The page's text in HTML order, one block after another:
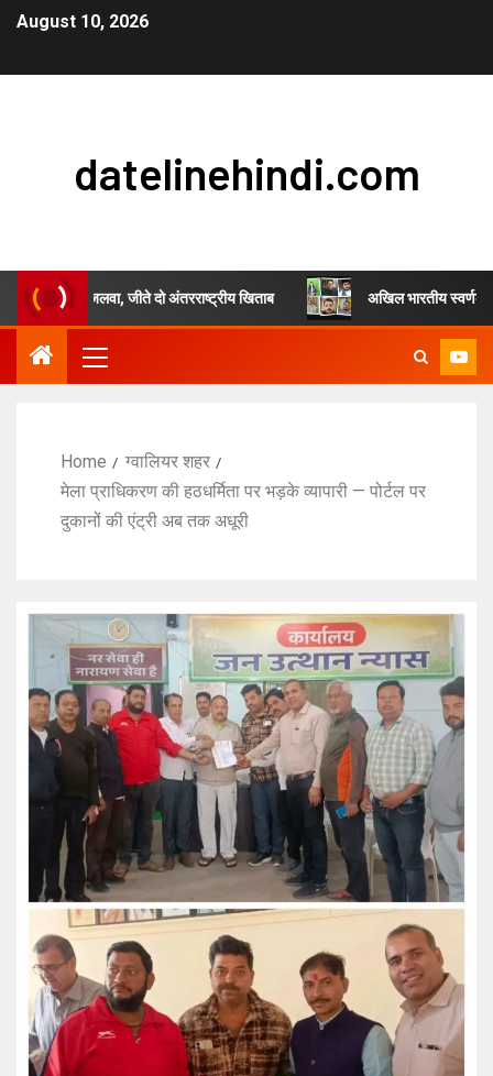
August 10, 2026
datelinehindi.com
का जलवा, जीते दो अंतरराष्ट्रीय खिताब अखिल भारतीय स्वर्णकार समाज एवं
Home
ग्वालियर शहर
मेला प्राधिकरण की हठधर्मिता पर भड़के व्यापारी — पोर्टल पर
दुकानों की एंट्री अब तक अधूरी